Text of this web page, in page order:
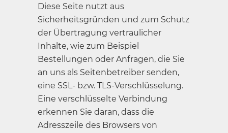
Diese Seite nutzt aus
Sicherheitsgründen und zum Schutz
der Übertragung vertraulicher
Inhalte, wie zum Beispiel
Bestellungen oder Anfragen, die Sie
an uns als Seitenbetreiber senden,
eine SSL- bzw. TLS-Verschlüsselung.
Eine verschlüsselte Verbindung
erkennen Sie daran, dass die
Adresszeile des Browsers von